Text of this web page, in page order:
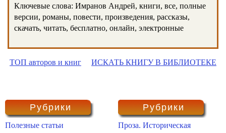
Ключевые слова: Имранов Андрей, книги, все, полные
версии, романы, повести, произведения, рассказы,
скачать, читать, бесплатно, онлайн, электронные
ТОП авторов и книг ИСКАТЬ КНИГУ В БИБЛИОТЕКЕ
Рубрики
Полезные статьи
Рубрики
Проза. Историческая